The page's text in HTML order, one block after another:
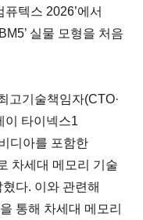
텍스 2026’에서
실물 모형을 처음
고기술책임자(CTO·
이 타이넥스1
디아를 포함한
차세대 메모리 기술
다. 이와 관련해
통해 차세대 메모리